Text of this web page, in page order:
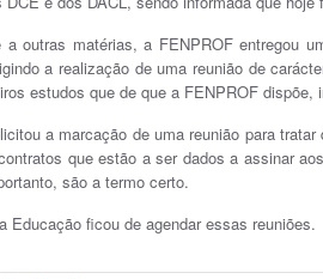
a outras matérias, a FENPROF entregou
a realização de uma reunião de
estudos que de que a FENPROF
a marcação de uma reunião para
que estão a ser dados a assinar
são a termo certo.
Educação ficou de agendar essas reuniões.